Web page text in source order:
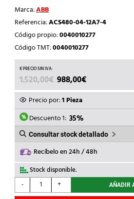
Marca:ABB
Referencia:ACS480-04-12A7-4
Código propio:0040010277
Código TMT:0040010277
1.520,00€ EL
PRECIO
ORIGINAL
ERA:
1.520,00€.
988,00€
PRECIO
ES:
Precio por:1 Pieza
Descuento 1: 35%
Consultar stock detallado
Recíbelo en 24h / 48h
Stock disponible.
-
ABB
-
+ AÑADIR